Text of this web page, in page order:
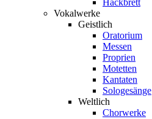
Vokalwerke
Geistlich
Oratorium
Messen
Proprien
Motetten
Kantaten
Sologesänge
Weltlich
Chorwerke